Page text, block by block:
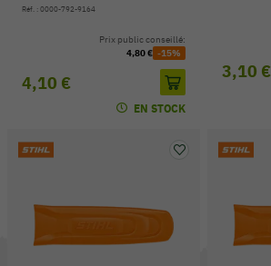
Réf. : 0000-792-9164
4,10 €
Prix public conseillé:
4,80 € -15%
EN STOCK
3,10 €